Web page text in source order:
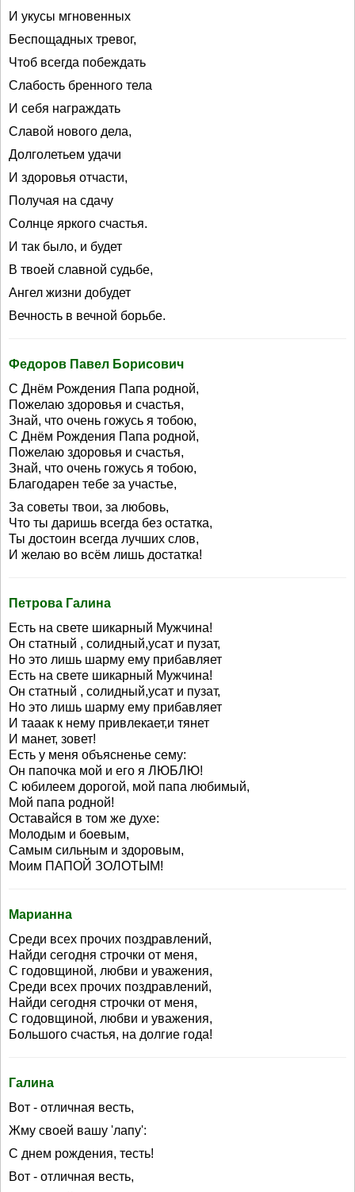
И укусы мгновенных
Беспощадных тревог,
Чтоб всегда побеждать
Слабость бренного тела
И себя награждать
Славой нового дела,
Долголетьем удачи
И здоровья отчасти,
Получая на сдачу
Солнце яркого счастья.
И так было, и будет
В твоей славной судьбе,
Ангел жизни добудет
Вечность в вечной борьбе.
Федоров Павел Борисович
С Днём Рождения Папа родной,
Пожелаю здоровья и счастья,
Знай, что очень гожусь я тобою,
С Днём Рождения Папа родной,
Пожелаю здоровья и счастья,
Знай, что очень гожусь я тобою,
Благодарен тебе за участье,
За советы твои, за любовь,
Что ты даришь всегда без остатка,
Ты достоин всегда лучших слов,
И желаю во всём лишь достатка!
Петрова Галина
Есть на свете шикарный Мужчина!
Он статный , солидный,усат и пузат,
Но это лишь шарму ему прибавляет
Есть на свете шикарный Мужчина!
Он статный , солидный,усат и пузат,
Но это лишь шарму ему прибавляет
И тааак к нему привлекает,и тянет
И манет, зовет!
Есть у меня объясненье сему:
Он папочка мой и его я ЛЮБЛЮ!
С юбилеем дорогой, мой папа любимый,
Мой папа родной!
Оставайся в том же духе:
Молодым и боевым,
Самым сильным и здоровым,
Моим ПАПОЙ ЗОЛОТЫМ!
Марианна
Среди всех прочих поздравлений,
Найди сегодня строчки от меня,
С годовщиной, любви и уважения,
Среди всех прочих поздравлений,
Найди сегодня строчки от меня,
С годовщиной, любви и уважения,
Большого счастья, на долгие года!
Галина
Вот - отличная весть,
Жму своей вашу 'лапу':
С днем рождения, тесть!
Вот - отличная весть,